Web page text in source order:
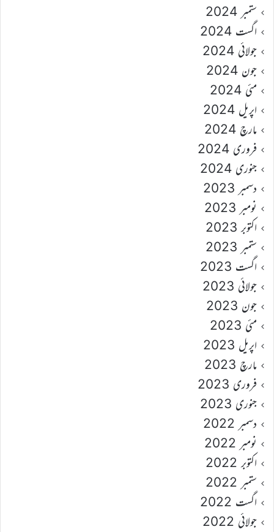
ستمبر 2024
اگست 2024
جولائی 2024
جون 2024
مئی 2024
اپریل 2024
مارچ 2024
فروری 2024
جنوری 2024
دسمبر 2023
نومبر 2023
اکتوبر 2023
ستمبر 2023
اگست 2023
جولائی 2023
جون 2023
مئی 2023
اپریل 2023
مارچ 2023
فروری 2023
جنوری 2023
دسمبر 2022
نومبر 2022
اکتوبر 2022
ستمبر 2022
اگست 2022
جولائی 2022